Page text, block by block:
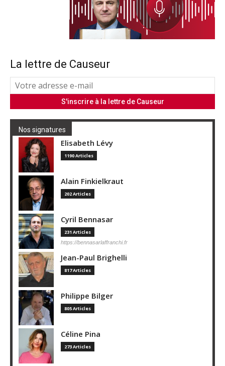
La lettre de Causeur
Nos signatures
Elisabeth Lévy
1190 Articles
Alain Finkielkraut
202 Articles
Cyril Bennasar
231 Articles
https://bennasarlaffranchi.fr
Jean-Paul Brighelli
817 Articles
Philippe Bilger
805 Articles
Céline Pina
273 Articles